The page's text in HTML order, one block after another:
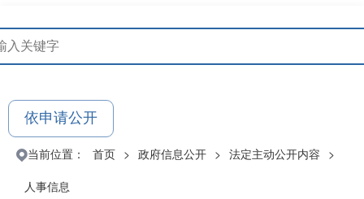
依申请公开
当前位置： 首页 > 政府信息公开 > 法定主动公开内容 >
人事信息